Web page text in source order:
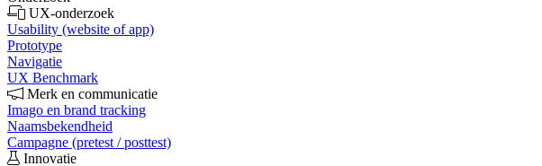
UX-onderzoek
Usability (website of app)
Prototype
Navigatie
UX Benchmark
Merk en communicatie
Imago en brand tracking
Naamsbekendheid
Campagne (pretest / posttest)
Innovatie